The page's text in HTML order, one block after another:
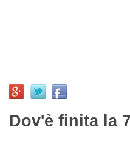
Dov'è finita la